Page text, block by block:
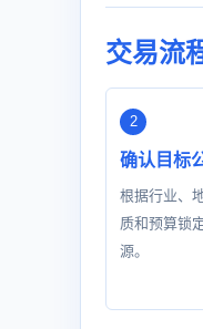
交易流
确认目标
根据行业、
质和预算锁
源。